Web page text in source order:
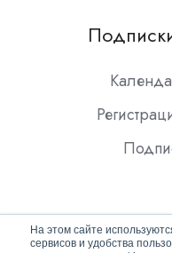
На этом сайте
сервисов и удобства